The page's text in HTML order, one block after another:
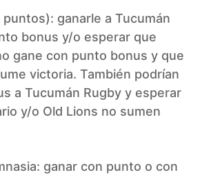
ganarle a Tucumán
bonus y/o esperar que
gane con punto bonus y que
victoria. También podrían
a Tucumán Rugby y esperar
y/o Old Lions no sumen
ganar con punto o con